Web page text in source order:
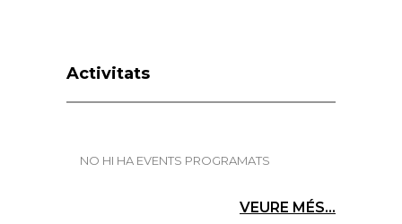
Activitats
NO HI HA EVENTS PROGRAMATS
VEURE MÉS...